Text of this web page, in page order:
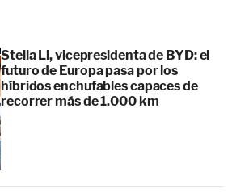
Stella Li, vicepresidenta de BYD: el
futuro de Europa pasa por los
híbridos enchufables capaces de
recorrer más de 1.000 km